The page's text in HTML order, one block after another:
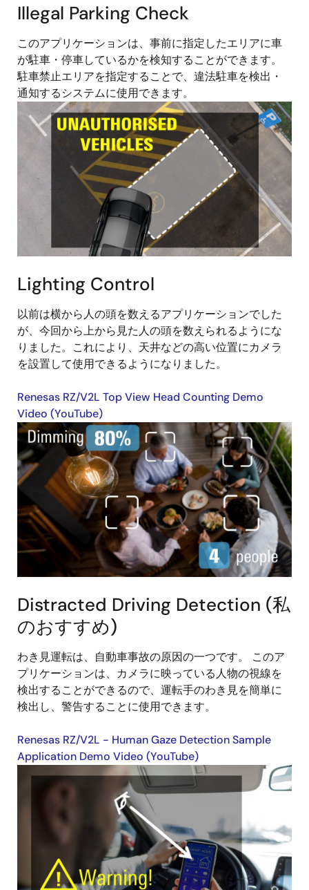
Illegal Parking Check
このアプリケーションは、事前に指定したエリアに車
が駐車・停車しているかを検知することができます。
駐車禁止エリアを指定することで、違法駐車を検出・
通知するシステムに使用できます。
Lighting Control
以前は横から人の頭を数えるアプリケーションでした
が、今回から上から見た人の頭を数えられるようにな
りました。これにより、天井などの高い位置にカメラ
を設置して使用できるようになりました。
Renesas RZ/V2L Top View Head Counting Demo
Video (YouTube)
画
像
Distracted Driving Detection (私
のおすすめ)
わき見運転は、自動車事故の原因の一つです。 このア
プリケーションは、カメラに映っている人物の視線を
検出することができるので、運転手のわき見を簡単に
検出し、警告することに使用できます。
Renesas RZ/V2L - Human Gaze Detection Sample
Application Demo Video (YouTube)